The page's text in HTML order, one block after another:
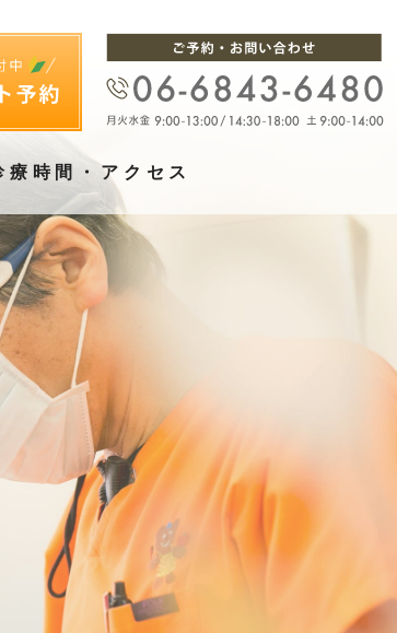
療時間・アクセス